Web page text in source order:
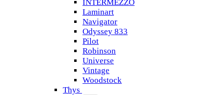
INTERMEZZO
Laminart
Navigator
Odyssey 833
Pilot
Robinson
Universe
Vintage
Woodstock
Thys